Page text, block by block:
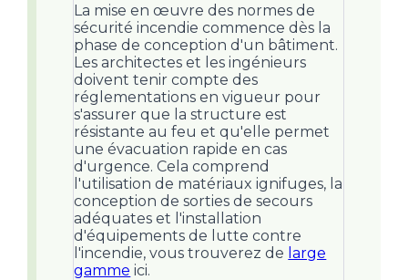
La mise en œuvre des normes de
sécurité incendie commence dès la
phase de conception d'un bâtiment.
Les architectes et les ingénieurs
doivent tenir compte des
réglementations en vigueur pour
s'assurer que la structure est
résistante au feu et qu'elle permet
une évacuation rapide en cas
d'urgence. Cela comprend
l'utilisation de matériaux ignifuges, la
conception de sorties de secours
adéquates et l'installation
d'équipements de lutte contre
l'incendie, vous trouverez de large
gamme ici.